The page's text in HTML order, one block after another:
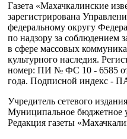
Газета «Махачкалинские
зарегистрирована
федеральному округу
по надзору за соблюдением
в сфере массовых
культурного наследия.
номер: ПИ № ФС 10 - 6585 от
года. Подписной индекс -
Учредитель сетевого
Муниципальное бюджетное
Редакция газеты